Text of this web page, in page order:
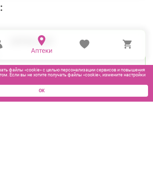
ШПРИЦ 2МЛ
25₽
файлы «cookie» с целью персонализации сервисов и повышения
Если вы не хотите получать файлы «cookie», измените настройки
ОК